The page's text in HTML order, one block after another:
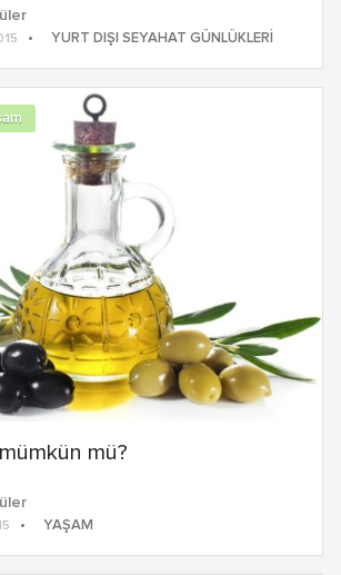
YURT DIŞI SEYAHAT GÜNLÜKLERI
mü?
YAŞAM